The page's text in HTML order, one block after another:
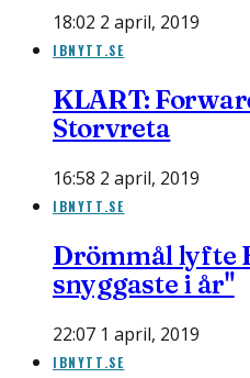
18:02 2 april, 2019
IBNYTT.SE
KLART:
Storvreta
16:58 2 april, 2019
IBNYTT.SE
Drömmål lyfte
snyggaste i år"
22:07 1 april, 2019
IBNYTT.SE